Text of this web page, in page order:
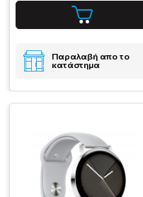
Παραλαβή απο το
κατάστημα